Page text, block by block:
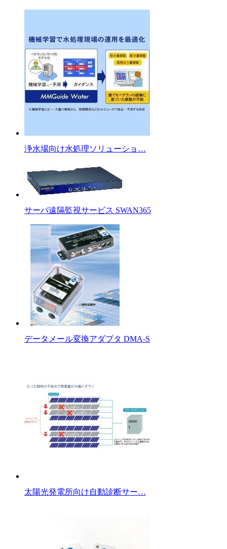
浄水場向け水処理ソリューショ…
サーバ遠隔監視サービス SWAN365
データメール変換アダプタ DMA-S
太陽光発電所向け自動診断サー…